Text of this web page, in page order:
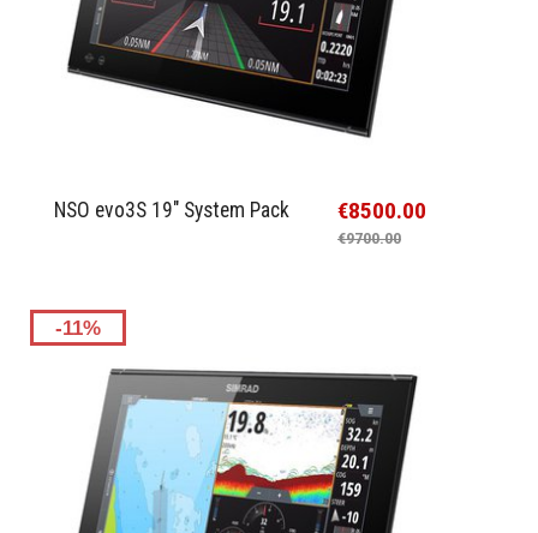
NSO evo3S 19" System Pack €8500.00
€9700.00
-11%